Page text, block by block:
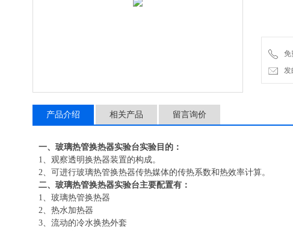
免
发
产品介绍 相关产品 留言询价
一、 玻璃热管换热器实验台实验目的：
1、观察透明换热器装置的构成。
2、可进行玻璃热管换热器传热媒体的传热系数和热效率计算。
二、 玻璃热管换热器实验台主要配置有：
1、 玻璃热管换热器
2、 热水加热器
3、 流动的冷水换热外套